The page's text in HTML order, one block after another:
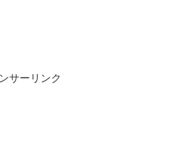
サーリンク